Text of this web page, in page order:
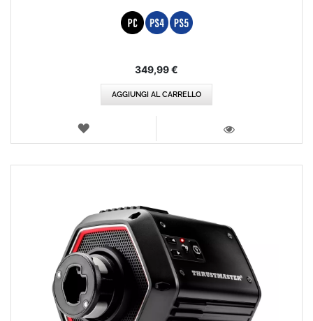
349,99 €
AGGIUNGI AL CARRELLO
LISTA